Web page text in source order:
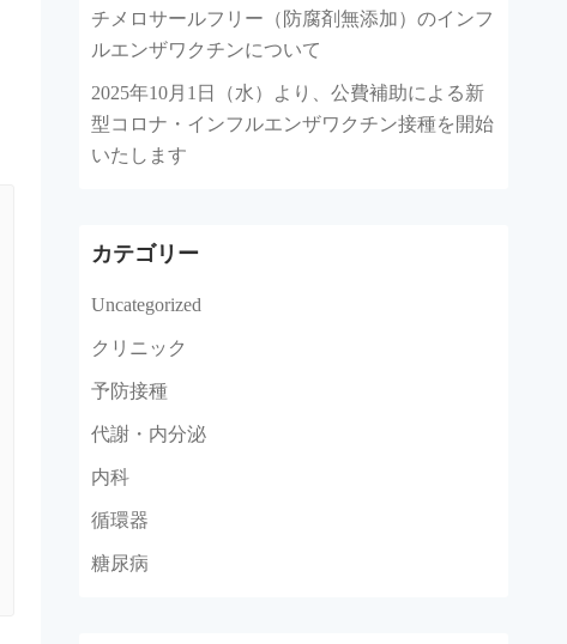
チメロサールフリー（防腐剤無添加）のインフ
ルエンザワクチンについて
2025年10月1日（水）より、公費補助による新
型コロナ・インフルエンザワクチン接種を開始
いたします
カテゴリー
Uncategorized
クリニック
予防接種
代謝・内分泌
内科
循環器
糖尿病